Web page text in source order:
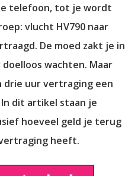
telefoon, tot je wordt
vlucht HV790 naar
De moed zakt je in
wachten. Maar
drie uur vertraging een
dit artikel staan je
hoeveel geld je terug
heeft.